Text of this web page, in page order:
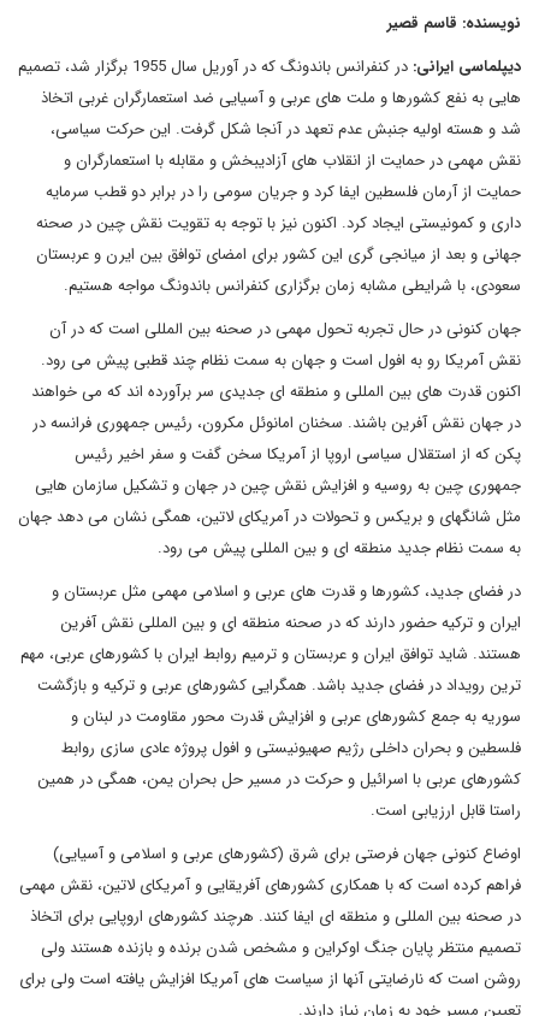
نویسنده: قاسم قصیر
دیپلماسی ایرانی:
در کنفرانس باندونگ که در آوریل سال 1955 برگزار شد، تصمیم
هایی به نفع کشورها و ملت های عربی و آسیایی ضد استعمارگران غربی اتخاذ
شد و هسته اولیه جنبش عدم تعهد در آنجا شکل گرفت. این حرکت سیاسی،
نقش مهمی در حمایت از انقلاب های آزادیبخش و مقابله با استعمارگران و
حمایت از آرمان فلسطین ایفا کرد و جریان سومی را در برابر دو قطب سرمایه
داری و کمونیستی ایجاد کرد. اکنون نیز با توجه به تقویت نقش چین در صحنه
جهانی و بعد از میانجی گری این کشور برای امضای توافق بین ایرن و عربستان
سعودی، با شرایطی مشابه زمان برگزاری کنفرانس باندونگ مواجه هستیم.
جهان کنونی در حال تجربه تحول مهمی در صحنه بین المللی است که در آن
نقش آمریکا رو به افول است و جهان به سمت نظام چند قطبی پیش می رود.
اکنون قدرت های بین المللی و منطقه ای جدیدی سر برآورده اند که می خواهند
در جهان نقش آفرین باشند. سخنان امانوئل مکرون، رئیس جمهوری فرانسه در
پکن که از استقلال سیاسی اروپا از آمریکا سخن گفت و سفر اخیر رئیس
جمهوری چین به روسیه و افزایش نقش چین در جهان و تشکیل سازمان هایی
مثل شانگهای و بریکس و تحولات در آمریکای لاتین، همگی نشان می دهد جهان
به سمت نظام جدید منطقه ای و بین المللی پیش می رود.
در فضای جدید، کشورها و قدرت های عربی و اسلامی مهمی مثل عربستان و
ایران و ترکیه حضور دارند که در صحنه منطقه ای و بین المللی نقش آفرین
هستند. شاید توافق ایران و عربستان و ترمیم روابط ایران با کشورهای عربی، مهم
ترین رویداد در فضای جدید باشد. همگرایی کشورهای عربی و ترکیه و بازگشت
سوریه به جمع کشورهای عربی و افزایش قدرت محور مقاومت در لبنان و
فلسطین و بحران داخلی رژیم صهیونیستی و افول پروژه عادی سازی روابط
کشورهای عربی با اسرائیل و حرکت در مسیر حل بحران یمن، همگی در همین
راستا قابل ارزیابی است.
اوضاع کنونی جهان فرصتی برای شرق (کشورهای عربی و اسلامی و آسیایی)
فراهم کرده است که با همکاری کشورهای آفریقایی و آمریکای لاتین، نقش مهمی
در صحنه بین المللی و منطقه ای ایفا کنند. هرچند کشورهای اروپایی برای اتخاذ
تصمیم منتظر پایان جنگ اوکراین و مشخص شدن برنده و بازنده هستند ولی
روشن است که نارضایتی آنها از سیاست های آمریکا افزایش یافته است ولی برای
تعیین مسیر خود به زمان نیاز دارند.